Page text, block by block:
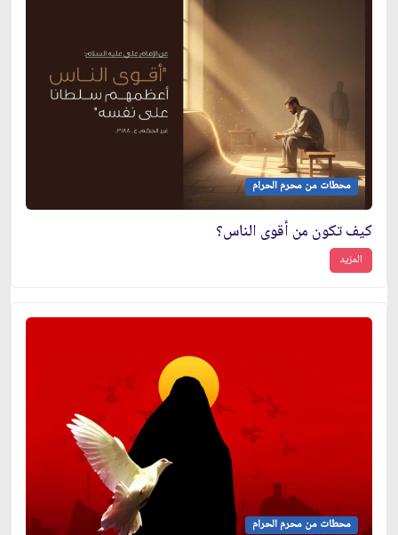
محطات من محرم الحرام
كيف تكون من أقوى الناس؟
المزيد
محطات من محرم الحرام